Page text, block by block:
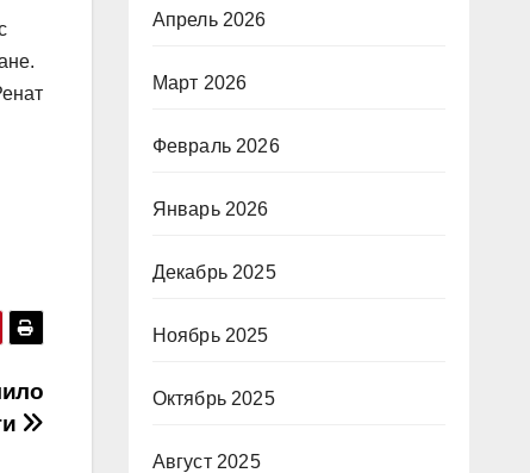
Апрель 2026
Март 2026
Февраль 2026
Январь 2026
Декабрь 2025
Ноябрь 2025
Октябрь 2025
Август 2025